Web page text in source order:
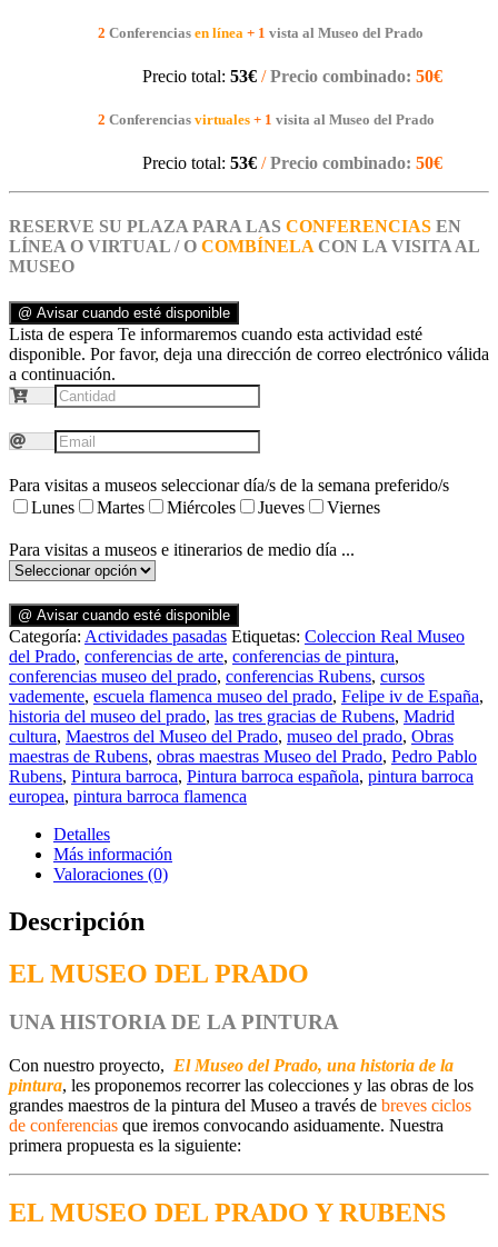
2 Conferencias en línea + 1 vista al Museo del Prado
Precio total: 53€ / Precio combinado: 50€
2 Conferencias virtuales + 1 visita al Museo del Prado
Precio total: 53€ / Precio combinado: 50€
RESERVE SU PLAZA PARA LAS CONFERENCIAS EN
LÍNEA O VIRTUAL / O COMBÍNELACON LA VISITA AL
MUSEO
@ Avisar cuando esté disponible
Lista de espera Te informaremos cuando esta actividad esté
disponible. Por favor, deja una dirección de correo electrónico válida
a continuación.
Para visitas a museos seleccionar día/s de la semana preferido/s
Lunes
Martes Miércoles Jueves Viernes
Para visitas a museos e itinerarios de medio día ...
@ Avisar cuando esté disponible
Categoría: Actividades pasadas Etiquetas: Coleccion Real Museo
del Prado, conferencias de arte, conferencias de pintura,
conferencias museo del prado, conferencias Rubens, cursos
vademente, escuela flamenca museo del prado, Felipe iv de España,
historia del museo del prado, las tres gracias de Rubens, Madrid
cultura, Maestros del Museo del Prado, museo del prado, Obras
maestras de Rubens, obras maestras Museo del Prado, Pedro Pablo
Rubens, Pintura barroca, Pintura barroca española, pintura barroca
europea, pintura barroca flamenca
Detalles
Más información
Valoraciones (0)
Descripción
EL MUSEO DEL PRADO
UNA HISTORIA DE LA PINTURA
Con nuestro proyecto, El Museo del Prado, una historia de la
pintura, les proponemos recorrer las colecciones y las obras de los
grandes maestros de la pintura del Museo a través de breves ciclos
de conferencias que iremos convocando asiduamente. Nuestra
primera propuesta es la siguiente:
EL MUSEO DEL PRADO Y RUBENS